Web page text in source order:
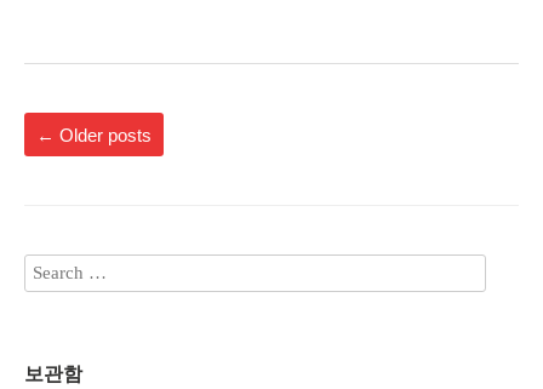
← Older posts
보관함